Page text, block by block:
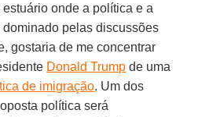
onde a política e a
pelas discussões
gostaria de me concentrar
Donald Trump de uma
de imigração. Um dos
política será